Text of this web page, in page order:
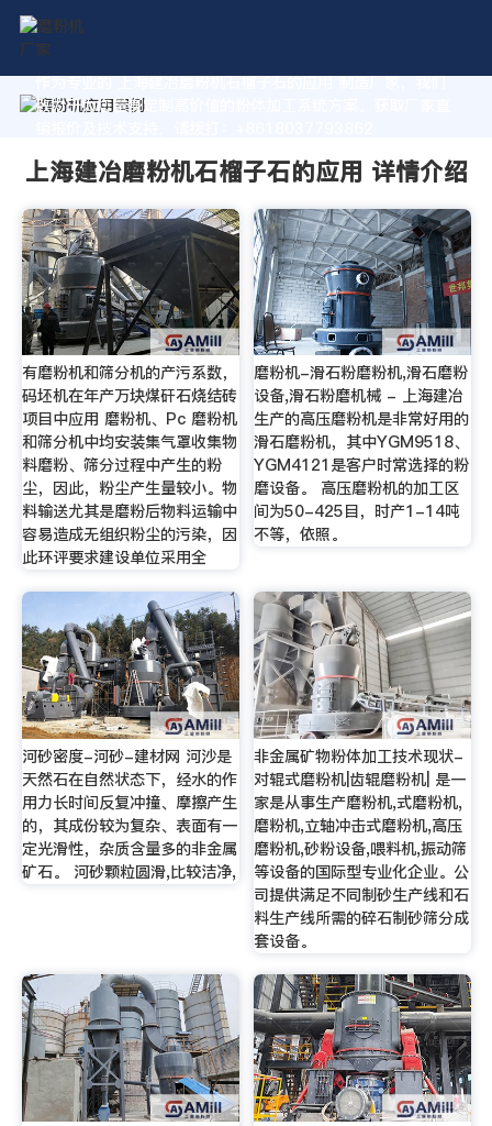
作为专业的 上海建冶磨粉机石榴子石的应用 制造厂家，我们
致力于为您量身定制高价值的粉体加工系统方案。获取厂家直
上海建冶磨粉机石榴子石的应用 详情介绍
有磨粉机和筛分机的产污系数，
码坯机在年产万块煤矸石烧结砖
项目中应用 磨粉机、Pc 磨粉机
和筛分机中均安装集气罩收集物
料磨粉、筛分过程中产生的粉
尘，因此，粉尘产生量较小。物
料输送尤其是磨粉后物料运输中
容易造成无组织粉尘的污染，因
此环评要求建设单位采用全
磨粉机-滑石粉磨粉机,滑石磨粉
设备,滑石粉磨机械 - 上海建冶
生产的高压磨粉机是非常好用的
滑石磨粉机，其中YGM9518、
YGM4121是客户时常选择的粉
磨设备。 高压磨粉机的加工区
间为50-425目，时产1-14吨
不等，依照。
河砂密度-河砂-建材网 河沙是
天然石在自然状态下，经水的作
用力长时间反复冲撞、摩擦产生
的，其成份较为复杂、表面有一
定光滑性，杂质含量多的非金属
矿石。 河砂颗粒圆滑,比较洁净,
非金属矿物粉体加工技术现状-
对辊式磨粉机|齿辊磨粉机| 是一
家是从事生产磨粉机,式磨粉机,
磨粉机,立轴冲击式磨粉机,高压
磨粉机,砂粉设备,喂料机,振动筛
等设备的国际型专业化企业。公
司提供满足不同制砂生产线和石
料生产线所需的碎石制砂筛分成
套设备。